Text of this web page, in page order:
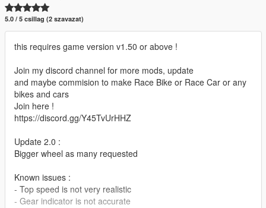
5.0 / 5 csillag (2 szavazat)
this requires game version v1.50 or above !
Join my discord channel for more mods, update
and maybe commision to make Race Bike or Race Car or any
bikes and cars
Join here !
https://discord.gg/Y45TvUrHHZ
Update 2.0 :
Bigger wheel as many requested
Known issues :
- Top speed is not very realistic
- Gear indicator is not accurate